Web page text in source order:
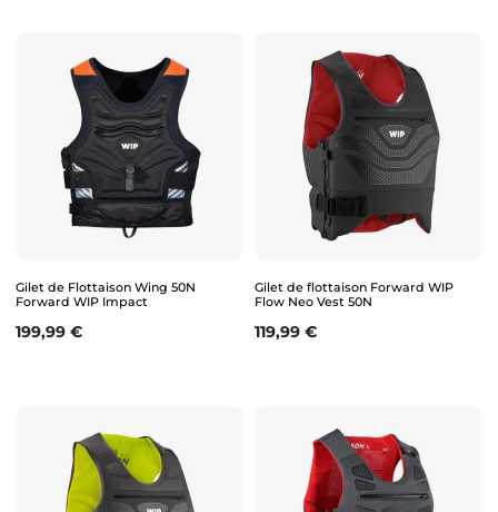
Gilet de Flottaison Wing 50N
Forward WIP Impact
Prix
199,99 €
Gilet de flottaison Forward WIP
Flow Neo Vest 50N
Prix
119,99 €